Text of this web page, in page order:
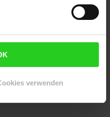
verwenden
Nachtkästchen ideal für
je Schublade und
mit Klarlack beschichtet